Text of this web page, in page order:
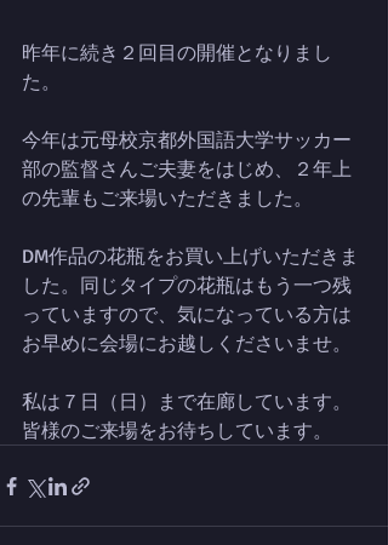
昨年に続き２回目の開催となりまし
た。
今年は元母校京都外国語大学サッカー
部の監督さんご夫妻をはじめ、２年上
の先輩もご来場いただきました。
DM作品の花瓶をお買い上げいただきま
した。同じタイプの花瓶はもう一つ残
っていますので、気になっている方は
お早めに会場にお越しくださいませ。
私は７日（日）まで在廊しています。
皆様のご来場をお待ちしています。